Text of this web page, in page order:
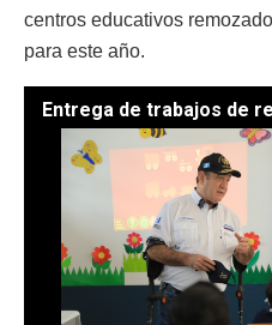
centros educativos
para este año.